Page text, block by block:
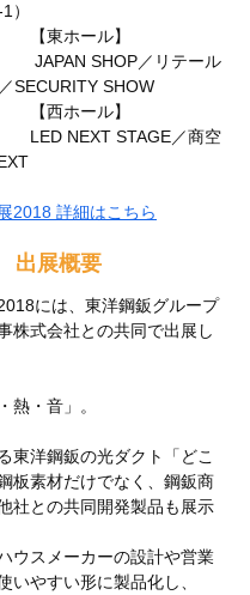
）
　【東ホール】
／リテール
SECURITY SHOW
ール】
STAGE／商空
2018 詳細はこちら
出展概要
には、東洋鋼鈑グループ
株式会社との共同で出展し
熱・音」。
東洋鋼鈑の光ダクト「どこ
板素材だけでなく、鋼鈑商
社との共同開発製品も展示
ウスメーカーの設計や営業
いやすい形に製品化し、